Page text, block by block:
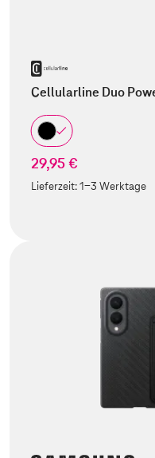
Cellularline Duo
29,95 €
Lieferzeit:1-3 Werktage